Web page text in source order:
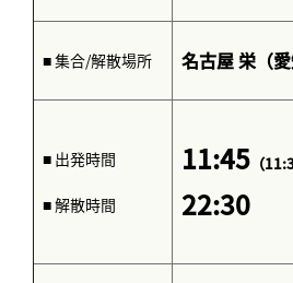
■ 集合/解散場所 名古屋 栄（愛
■ 出発時間
■ 解散時間
11:45 （
22:30